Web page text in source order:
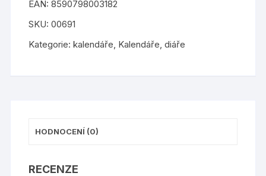
Aria
E
EAN:8590798003182
SKU:00691
Kategorie:kalendáře Kalendáře, diáře
HODNOCENÍ (0)
RECENZE